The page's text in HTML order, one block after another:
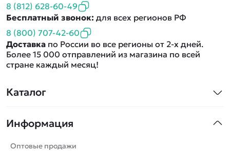
Каталог
Машинки
Танки
Информация
Оптовые продажи
8 (812) 628-60-49
Бесплатный звонок: для всех регионов РФ
8 (800) 707-42-60
Доставка по России во все регионы от 2-х дней.
Более 15 000 отправлений из магазина по всей
стране каждый месяц!